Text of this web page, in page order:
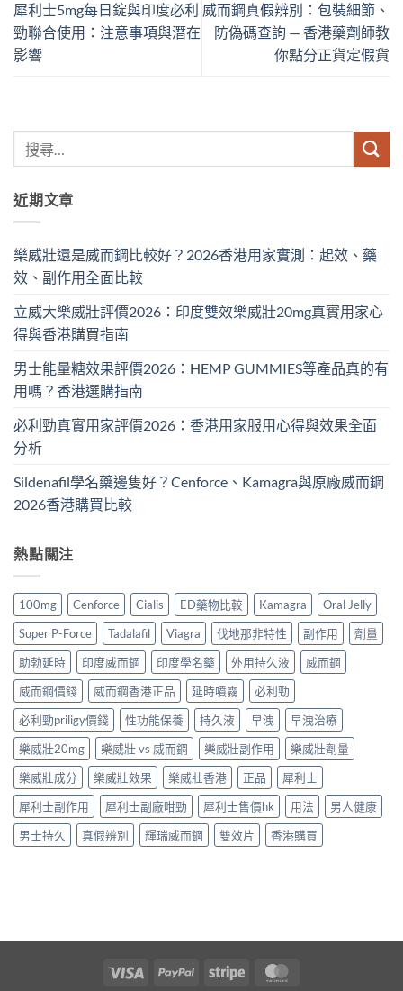
犀利士5mg每日錠與印度必利
勁聯合使用：注意事項與潛在
影響
威而鋼真假辨別：包裝細節、
防偽碼查詢 — 香港藥劑師教
你點分正貨定假貨
近期文章
樂威壯還是威而鋼比較好？2026香港用家實測：起效、藥
效、副作用全面比較
立威大樂威壯評價2026：印度雙效樂威壯20mg真實用家心
得與香港購買指南
男士能量糖效果評價2026：HEMP GUMMIES等產品真的有
用嗎？香港選購指南
必利勁真實用家評價2026：香港用家服用心得與效果全面
分析
Sildenafil學名藥邊隻好？Cenforce、Kamagra與原廠威而鋼
2026香港購買比較
熱點關注
100mg Cenforce Cialis ED藥物比較 Kamagra
Oral Jelly
Super P-Force
Tadalafil Viagra 伐地那非特性 副作用
劑量
助勃延時
印度威而鋼 印度學名藥 外用持久液
威而鋼
威而鋼價錢
威而鋼香港正品 延時噴霧
必利勁
必利勁priligy價錢
性功能保養 持久液 早洩
早洩治療
樂威壯20mg
樂威壯 vs 威而鋼 樂威壯副作用
樂威壯劑量
樂威壯成分
樂威壯效果 樂威壯香港 正品
犀利士
犀利士副作用
犀利士副廠咁勁 犀利士售價hk 用法
男人健康
男士持久
真假辨別 輝瑞威而鋼 雙效片 香港購買
Visa PayPal Stripe